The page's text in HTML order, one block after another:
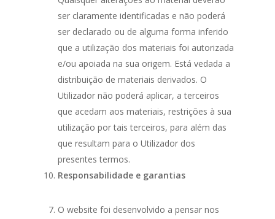
ser claramente identificadas e não poderá
ser declarado ou de alguma forma inferido
que a utilização dos materiais foi autorizada
e/ou apoiada na sua origem. Está vedada a
distribuição de materiais derivados. O
Utilizador não poderá aplicar, a terceiros
que acedam aos materiais, restrições à sua
utilização por tais terceiros, para além das
que resultam para o Utilizador dos
presentes termos.
Responsabilidade e garantias
O website foi desenvolvido a pensar nos